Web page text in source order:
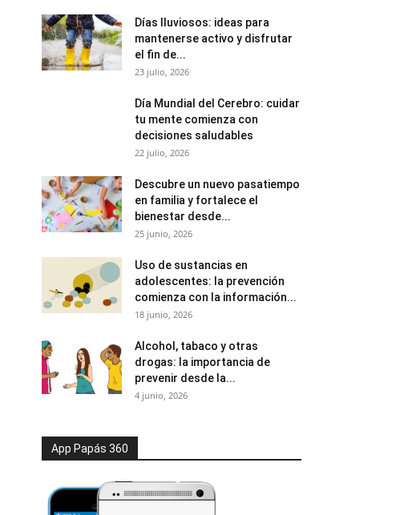
Días lluviosos: ideas para
mantenerse activo y disfrutar
el fin de...
23 julio, 2026
Día Mundial del Cerebro: cuidar
tu mente comienza con
decisiones saludables
22 julio, 2026
Descubre un nuevo pasatiempo
en familia y fortalece el
bienestar desde...
25 junio, 2026
Uso de sustancias en
adolescentes: la prevención
comienza con la información...
18 junio, 2026
Alcohol, tabaco y otras
drogas: la importancia de
prevenir desde la...
4 junio, 2026
App Papás 360